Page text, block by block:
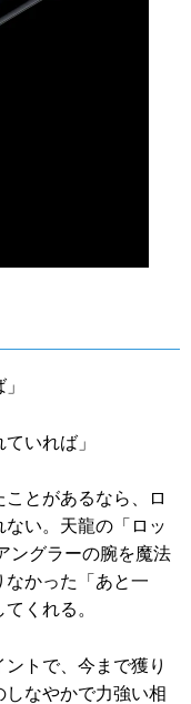
いれば」
とがあるなら、ロ
い。天龍の「ロッ
ングラーの腕を魔法
かった「あと一
くれる。
トで、今まで獲り
なやかで力強い相